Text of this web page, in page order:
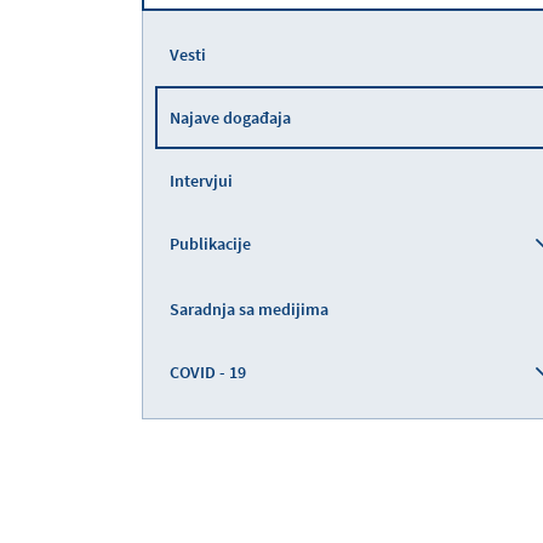
Vesti
Najave događaja
Intervjui
Publikacije
Saradnja sa medijima
COVID - 19